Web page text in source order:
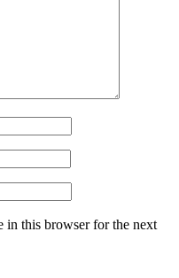
in this browser for the next